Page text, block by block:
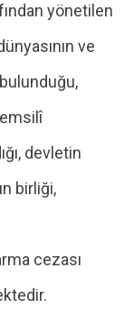
yönetilen
ve
devletin
birliği,
cezası